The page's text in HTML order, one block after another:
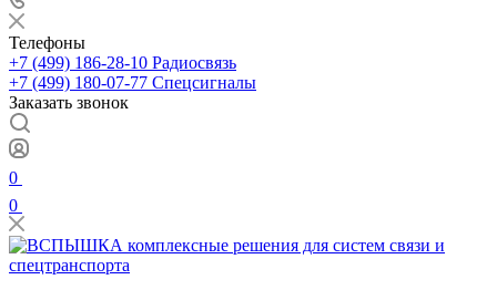
Телефоны
+7 (499) 186-28-10 Радиосвязь
+7 (499) 180-07-77 Спецсигналы
Заказать звонок
0
0